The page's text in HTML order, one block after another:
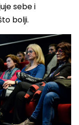
sebe i
bolji.